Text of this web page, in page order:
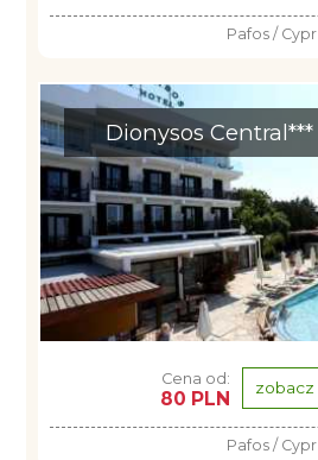
Pafos / Cypr
Dionysos
Cena od:
80 PLN
Pafos / Cypr